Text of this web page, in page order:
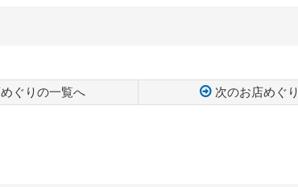
ぐりの一覧へ 次のお店めぐり